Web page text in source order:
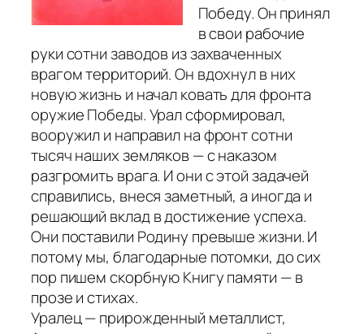
Победу. Он принял
в свои рабочие
руки сотни заводов из захваченных
врагом территорий. Он вдохнул в них
новую жизнь и начал ковать для фронта
оружие Победы. Урал сформировал,
вооружил и направил на фронт сотни
тысяч наших земляков — с наказом
разгромить врага. И они с этой задачей
справились, внеся заметный, а иногда и
решающий вклад в достижение успеха.
Они поставили Родину превыше жизни. И
потому мы, благодарные потомки, до сих
пор пишем скорбную Книгу памяти — в
прозе и стихах.
Уралец — прирожденный металлист,